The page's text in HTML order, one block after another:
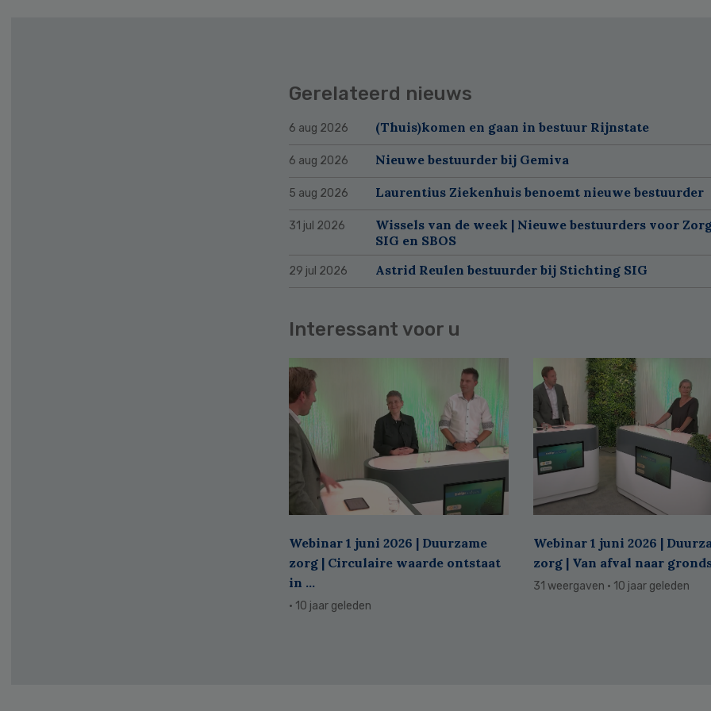
Gerelateerd nieuws
6 aug 2026 (Thuis)komen en gaan in bestuur Rijnstate
6 aug 2026 Nieuwe bestuurder bij Gemiva
5 aug 2026 Laurentius Ziekenhuis benoemt nieuwe bestuurder
31 jul 2026
Wissels van de week | Nieuwe bestuurders voor
SIG en SBOS
29 jul 2026 Astrid Reulen bestuurder bij Stichting SIG
Interessant voor u
Webinar 1 juni 2026 | Duurzame
zorg | Circulaire waarde ontstaat
in ...
· 10 jaar geleden
Webinar 1 juni 2026 |
zorg | Van afval naar
31 weergaven · 10 jaar geleden